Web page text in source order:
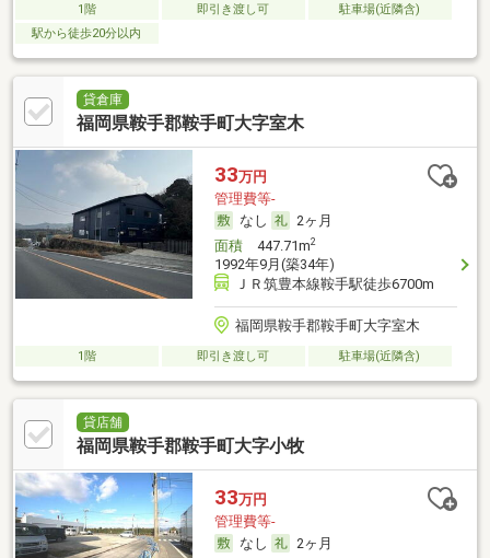
1階 即引き渡し可
駐車場(近隣含)
駅から徒歩20分以内
貸倉庫
福岡県鞍手郡鞍手町大字室木
33万円
管理費等-
なし
2ヶ月
面積447.71m2
1992年9月(築34年)
ＪＲ筑豊本線鞍手駅徒歩6700m
福岡県鞍手郡鞍手町大字室木
1階 即引き渡し可 駐車場(近隣含)
貸店舗
福岡県鞍手郡鞍手町大字小牧
33万円
管理費等-
なし
2ヶ月